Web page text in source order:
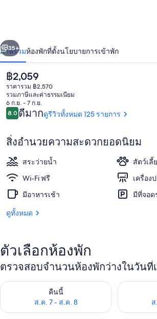
บริเวณภายนอก
า
ถัดไป
35+
ภาพรวมห้องพักที่ตั้งนโยบายการเข้าพัก
ราคา
ปัจจุบัน
฿2,059
฿2,059
ราคารวม ฿2,570
รวมภาษีและค่าธรรมเนียม
6 ก.ย. - 7 ก.ย.
รีวิว
8.08.0 จาก 10
ดีมากดูรีวิวทั้งหมด 125 รายการ
สิ่งอำนวยความสะดวกยอดนิยม
สระว่ายน้ำ
สัตว์เลี้
Wi-Fi ฟรี
เครื่อง
มีอาหารเช้า
มีที่จอด
ดูทั้งหมด
ตัวเลือกห้องพัก
ตรวจสอบจำนวนห้องพักว่างในวันที่
คืนนี้
ส.ค. 7 - ส.ค. 8
ตรวจสอบจำนวนห้องพักว่างในคืนนี้ ส.ค. 7 -
ตรวจสอบ